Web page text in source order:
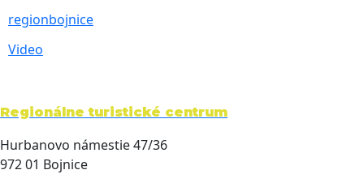
regionbojnice
Video
Regionálne turistické centrum
Hurbanovo námestie 47/36
972 01 Bojnice